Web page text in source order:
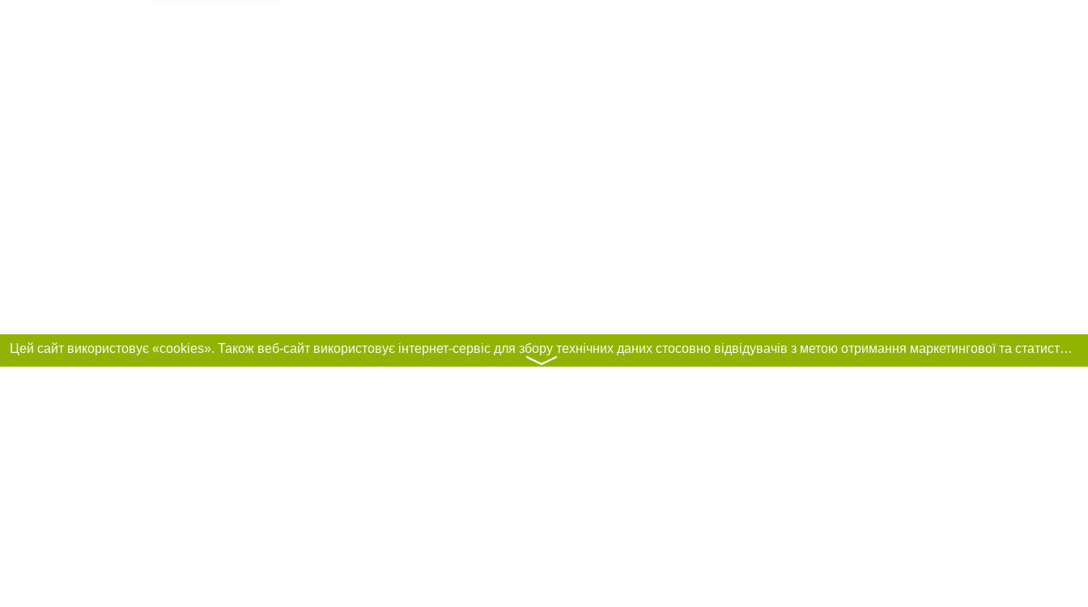
Цей сайт використовує «cookies». Також веб-сайт використовує інтернет-сервіс для збору технічних даних стосовно відвідувачів з метою отримання маркетингової та статистичної інформації. Умови обробки даних відвідувачів сайту див.
〉